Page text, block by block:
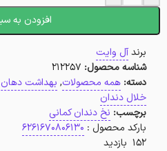
افزودن به
برندآل وایت
شناسه محصول: 212257
دسته: همه محصولات, بهداشت دهان
خلال دندان
برچسب: نخ دندان کمانی
بارکد محصول : 6261670806130
152 بازدید